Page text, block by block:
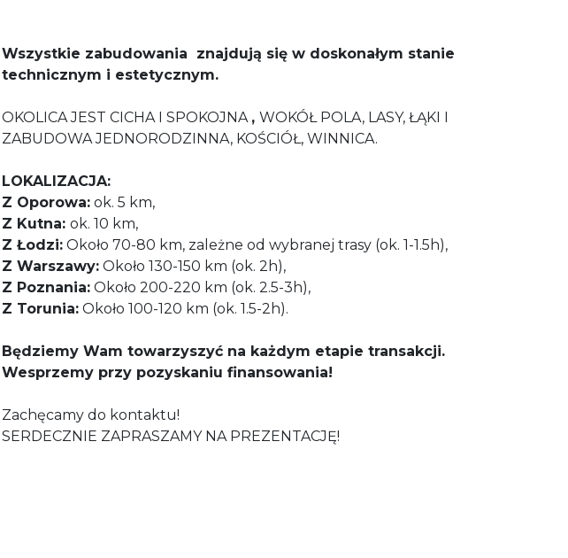
Wszystkie zabudowania znajdują się w doskonałym stanie
technicznym i estetycznym.
OKOLICA JEST CICHA I SPOKOJNA , WOKÓŁPOLA, LASY, ŁĄKI I
ZABUDOWA JEDNORODZINNA, KOŚCIÓŁ, WINNICA.
LOKALIZACJA:
Z Oporowa: ok. 5 km,
Z Kutna: ok. 10 km,
Z Łodzi: Około 70-80 km, zależne od wybranej trasy (ok. 1-1.5h),
Z Warszawy: Około 130-150 km (ok. 2h),
Z Poznania: Około 200-220 km (ok. 2.5-3h),
Z Torunia: Około 100-120 km (ok. 1.5-2h).
Będziemy Wam towarzyszyć na każdym etapie transakcji.
Wesprzemy przy pozyskaniu finansowania!
Zachęcamy do kontaktu!
SERDECZNIE ZAPRASZAMY NA PREZENTACJĘ!